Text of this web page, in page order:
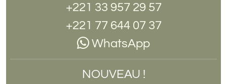
+221 33 957 29 57
+221 77 644 07 37
WhatsApp
NOUVEAU !